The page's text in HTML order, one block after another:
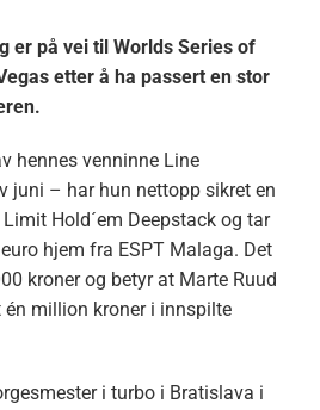
er på vei til Worlds Series of
etter å ha passert en stor
hennes venninne Line
juni – har hun nettopp sikret en
Hold´em Deepstack og tar
hjem fra ESPT Malaga. Det
kroner og betyr at Marte Ruud
én million kroner i innspilte
i turbo i Bratislava i